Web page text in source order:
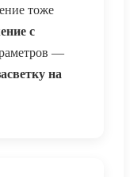
тоже
с
—
на